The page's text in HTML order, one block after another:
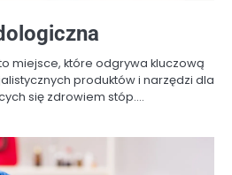
miejsce, które odgrywa kluczową
produktów i narzędzi dla
się zdrowiem stóp.…